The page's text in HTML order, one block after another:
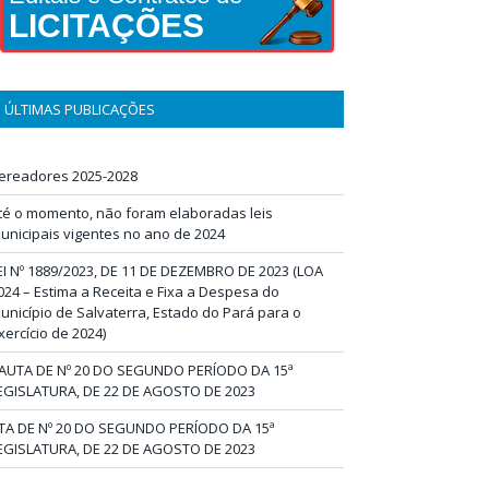
LICITAÇÕES
ÚLTIMAS PUBLICAÇÕES
2025-2028
o momento, não foram elaboradas leis
vigentes no ano de 2024
Nº 1889/2023, DE 11 DE DEZEMBRO DE 2023 (LOA
– Estima a Receita e Fixa a Despesa do
de Salvaterra, Estado do Pará para o
de 2024)
DE Nº 20 DO SEGUNDO PERÍODO DA 15ª
DE 22 DE AGOSTO DE 2023
DE Nº 20 DO SEGUNDO PERÍODO DA 15ª
DE 22 DE AGOSTO DE 2023